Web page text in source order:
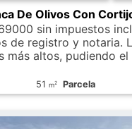
De Olivos Con
sin impuestos
de registro y notaria.
más altos, pudiendo el
51 m2 Parcela